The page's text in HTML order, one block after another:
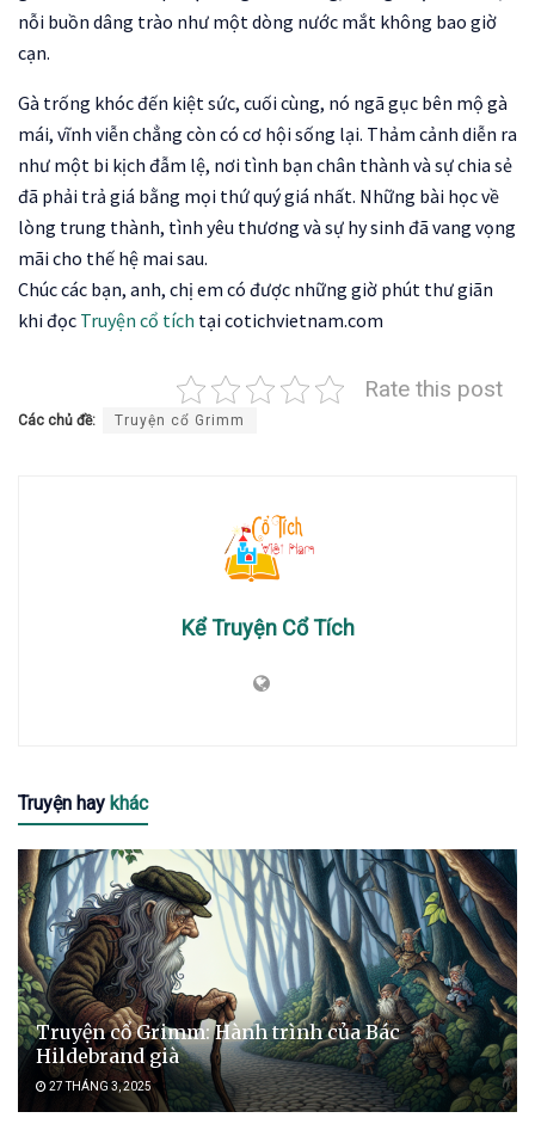
nỗi buồn dâng trào như một dòng nước mắt không bao giờ
cạn.
Gà trống khóc đến kiệt sức, cuối cùng, nó ngã gục bên mộ gà
mái, vĩnh viễn chẳng còn có cơ hội sống lại. Thảm cảnh diễn ra
như một bi kịch đẫm lệ, nơi tình bạn chân thành và sự chia sẻ
đã phải trả giá bằng mọi thứ quý giá nhất. Những bài học về
lòng trung thành, tình yêu thương và sự hy sinh đã vang vọng
mãi cho thế hệ mai sau.
Chúc các bạn, anh, chị em có được những giờ phút thư giãn
khi đọc Truyện cổ tích tại cotichvietnam.com
Rate this post
Các chủ đề: Truyện cổ Grimm
Kể Truyện Cổ Tích
Truyện hay khác
Truyện cổ Grimm: Hành trình của Bác
Hildebrand già
27 THÁNG 3, 2025